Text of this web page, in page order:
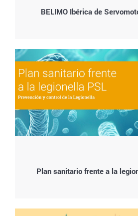
BELIMO Ibérica de
Plan sanitario frente a la